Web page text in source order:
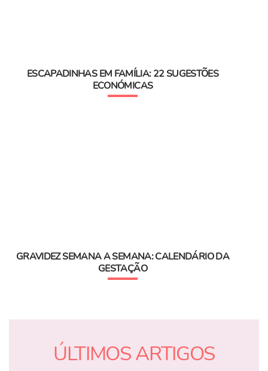
ESCAPADINHAS EM FAMÍLIA: 22 SUGESTÕES
ECONÓMICAS
GRAVIDEZ SEMANA A SEMANA: CALENDÁRIO DA
GESTAÇÃO
ÚLTIMOS ARTIGOS